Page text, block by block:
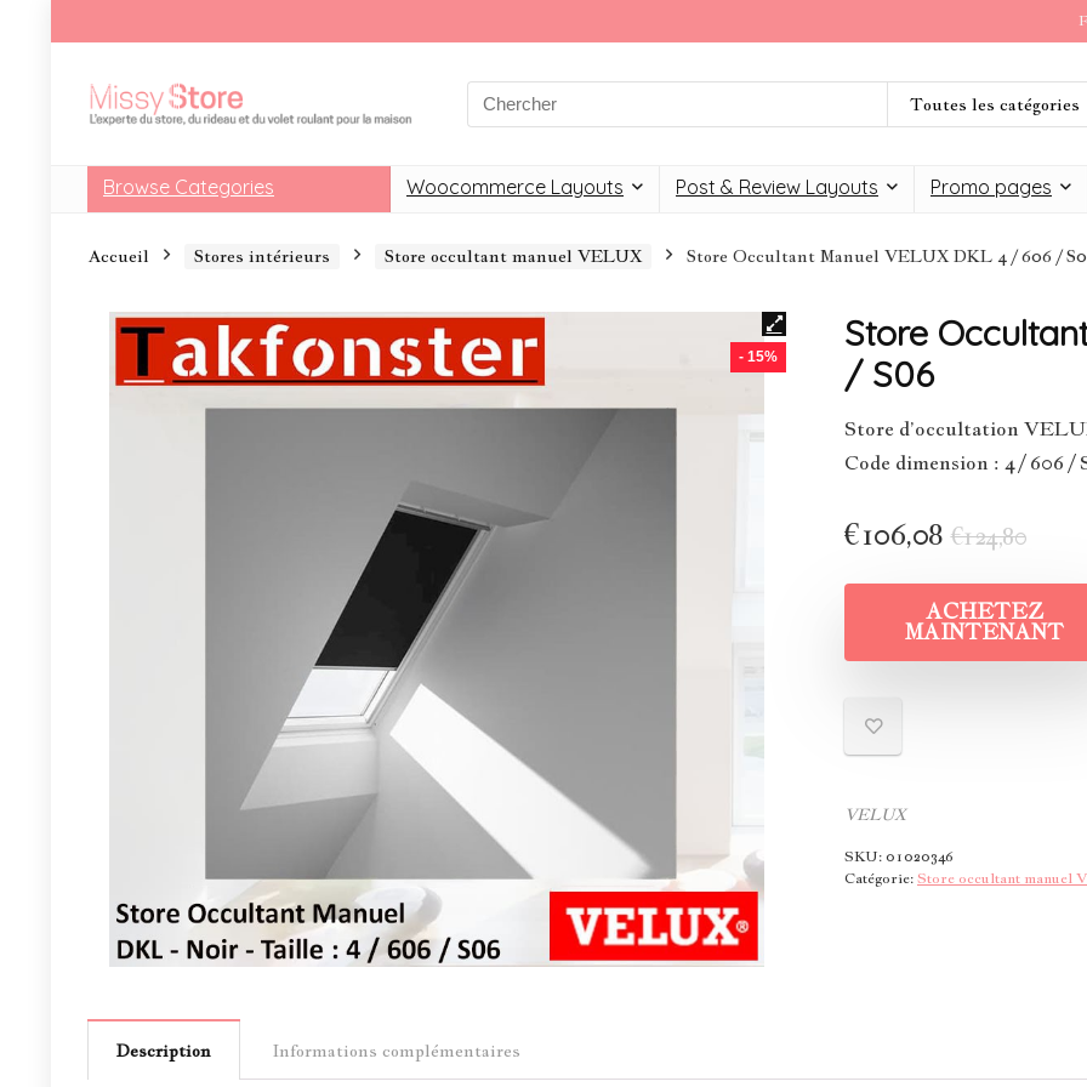
Toutes les catégories
Browse Categories Woocommerce Layouts Post & Review Layouts Promo pages
Accueil Stores intérieurs Store occultant manuel VELUX Store Occultant Manuel VELUX DKL 4 / 606 /
- 15%
Store
/ S06
Store d’occultation
Code dimension : 4 / 606 /
€124,80
€106,08
ACHETEZ
MAINTENANT
VELUX
SKU:01020346
Catégorie:Store occultant manuel
Description Informations complémentaires